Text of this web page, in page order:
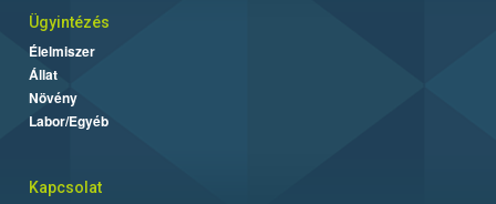
Ügyintézés
Élelmiszer
Állat
Növény
Labor/Egyéb
Kapcsolat